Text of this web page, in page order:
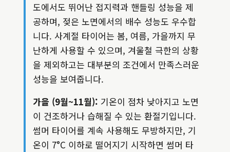
도에서도 뛰어난 접지력과 핸들링 성능을 제
공하며, 젖은 노면에서의 배수 성능도 우수합
니다. 사계절 타이어는 봄, 여름, 가을까지 무
난하게 사용할 수 있으며, 겨울철 극한의 상황
을 제외하고는 대부분의 조건에서 만족스러운
성능을 보여줍니다.
가을 (9월~11월): 기온이 점차 낮아지고 노면
이 건조하거나 습해질 수 있는 환절기입니다.
썸머 타이어를 계속 사용해도 무방하지만, 기
온이 7°C 이하로 떨어지기 시작하면 썸머 타